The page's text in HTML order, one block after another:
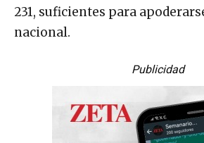
231, suficientes para
nacional.
Publicidad